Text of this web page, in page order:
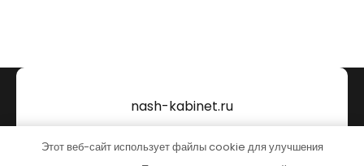
nash-kabinet.ru
Тема от Grace Themes
Этот веб-сайт использует файлы cookie для улучшения